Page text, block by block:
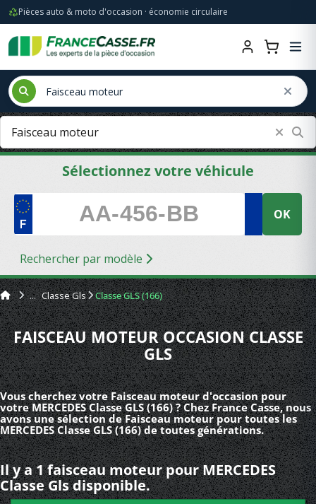
Pièces auto & moto d'occasion · économie circulaire
Sélectionnez votre véhicule
OK
Rechercher par modèle
Classe Gls Classe GLS (166)
FAISCEAU MOTEUR OCCASION CLASSE
GLS
Vous cherchez votre Faisceau moteur d'occasion pour
votre MERCEDES Classe GLS (166) ? Chez France Casse, nous
avons une sélection de Faisceau moteur pour toutes les
MERCEDES Classe GLS (166) de toutes générations.
Il y a 1 faisceau moteur pour MERCEDES
Classe Gls disponible.